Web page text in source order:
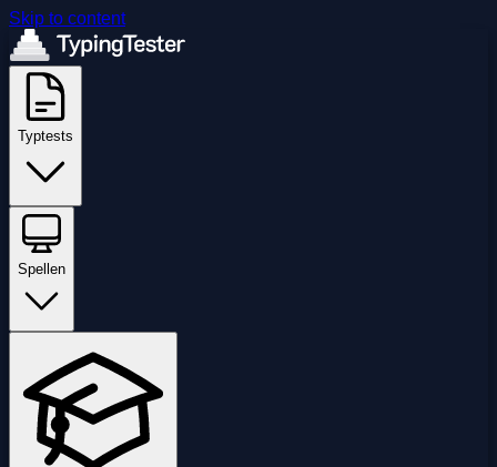
Skip to content
Typtests
Spellen